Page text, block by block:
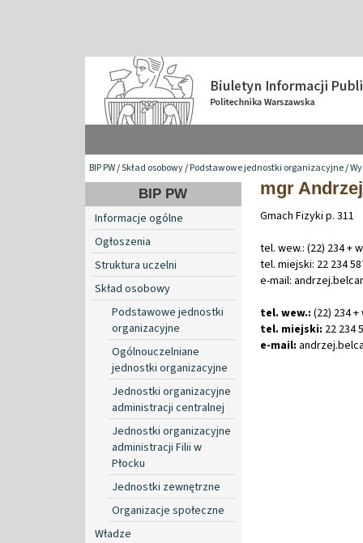
BIP PW/Skład osobowy/Podstawowe jednostki organizacyjne/
BIP PW
Informacje ogólne
Ogłoszenia
Struktura uczelni
Skład osobowy
Podstawowe jednostki
organizacyjne
Ogólnouczelniane
jednostki organizacyjne
Jednostki organizacyjne
administracji centralnej
Jednostki organizacyjne
administracji Filii w
Płocku
Jednostki zewnętrzne
Organizacje społeczne
Władze
mgr
Gmach Fizyki p. 311
tel. wew.: (22) 234 +
tel. miejski: 22 234
e-mail:
tel. wew.: (22) 234
tel. miejski: 22 234
e-mail: andrzej.